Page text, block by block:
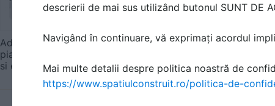
Adezivi pentru marmura si
piatra naturala, la interior
si exterior CERESIT
Adezivi pentru
minerala sau polistiren
CERESIT
si
descrierii de mai sus utilizând butonul SUNT DE
Navigând în continuare, vă exprimați acordul
Mai multe detalii despre politica noastră de
https://www.spatiulconstruit.ro/politica-de-